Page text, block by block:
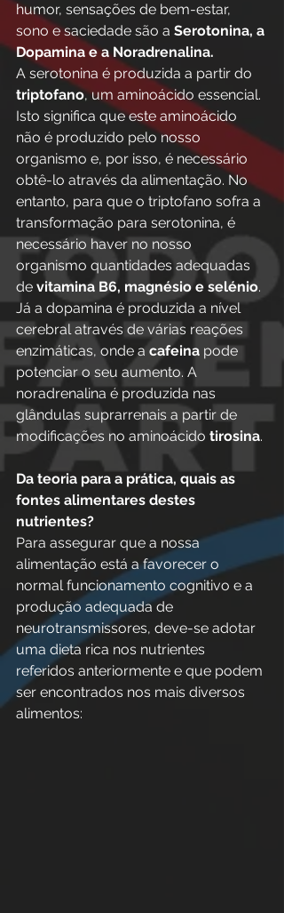
humor, sensações de bem-estar,
sono e saciedade são a Serotonina, a
Dopamina e a Noradrenalina.
A serotonina é produzida a partir do
triptofano, um aminoácido essencial.
Isto significa que este aminoácido
não é produzido pelo nosso
organismo e, por isso, é necessário
obtê-lo através da alimentação. No
entanto, para que o triptofano sofra a
transformação para serotonina, é
necessário haver no nosso
organismo quantidades adequadas
de vitamina B6, magnésio e selénio.
Já a dopamina é produzida a nível
cerebral através de várias reações
enzimáticas, onde a cafeina pode
potenciar o seu aumento. A
noradrenalina é produzida nas
glândulas suprarrenais a partir de
modificações no aminoácido tirosina.
Da teoria para a prática, quais as
fontes alimentares destes
nutrientes?
Para assegurar que a nossa
alimentação está a favorecer o
normal funcionamento cognitivo e a
produção adequada de
neurotransmissores, deve-se adotar
uma dieta rica nos nutrientes
referidos anteriormente e que podem
ser encontrados nos mais diversos
alimentos: